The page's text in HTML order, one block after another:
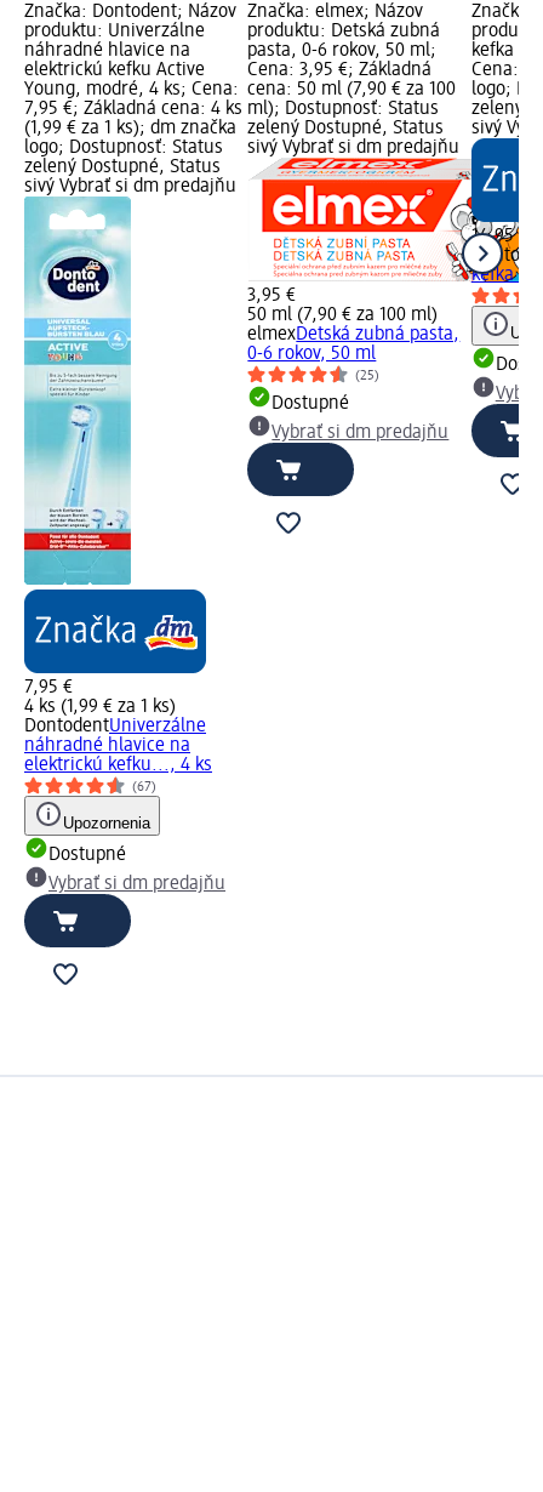
Značka: Dontodent; Názov
produktu: Univerzálne
náhradné hlavice na
elektrickú kefku Active
Young, modré, 4 ks; Cena:
7,95 €; Základná cena: 4 ks
(1,99 € za 1 ks); dm značka
logo; Dostupnosť: Status
zelený Dostupné, Status
sivý Vybrať si dm predajňu
7,95 €
4 ks (1,99 € za 1 ks)
DontodentUniverzálne
náhradné hlavice na
elektrickú kefku..., 4 ks
(67)
Upozornenia
Dostupné
Vybrať si dm predajňu
Značka: elmex; Názov
produktu: Detská zubná
pasta, 0-6 rokov, 50 ml;
Cena: 3,95 €; Základná
cena: 50 ml (7,90 € za 100
ml); Dostupnosť: Status
zelený Dostupné, Status
sivý Vybrať si dm predajňu
3,95 €
50 ml (7,90 € za 100 ml)
elmexDetská zubná pasta,
0-6 rokov, 50 ml
(25)
Dostupné
Vybrať si dm predajňu
Značka:
kefka
Cena:
logo;
zelený
sivý
14,95 €
kefka